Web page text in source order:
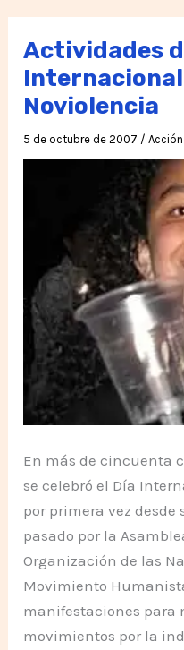
Oveja
Negra
Actividades
Internacional
Noviolencia
5 de octubre de 2007 /Acción
En más de cincuenta
se celebró el Día
por primera vez
pasado por la
Organización de las
Movimiento
manifestaciones para
movimientos por la